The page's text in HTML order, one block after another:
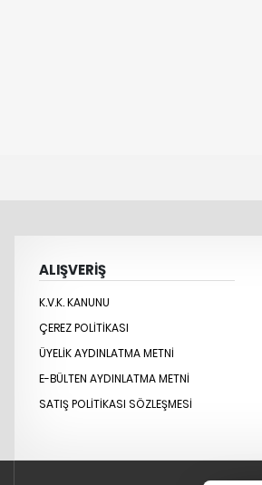
ALIŞVERİŞ
K.V.K. KANUNU
ÇEREZ POLITIKASI
ÜYELIK AYDINLATMA METNI
E-BÜLTEN AYDINLATMA METNI
SATIŞ POLITIKASI SÖZLEŞMESI